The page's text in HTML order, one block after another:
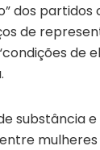
dos
de
de
substância
mulheres